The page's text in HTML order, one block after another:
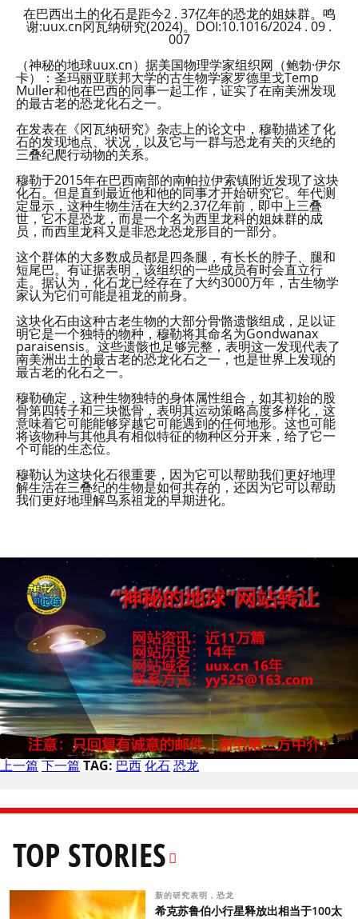
在巴西出土的化石是距今2 . 37亿年的恐龙的姐妹群。鸣
谢:uux.cn冈瓦纳研究(2024)。DOI:10.1016/2024 . 09 .
007
（神秘的地球uux.cn）据美国物理学家组织网（鲍勃·伊尔
卡）：圣玛丽亚联邦大学的古生物学家罗德里戈Temp
Muller和他在巴西的同事一起工作，证实了在南美洲发现
的最古老的恐龙化石之一。
在发表在《冈瓦纳研究》杂志上的论文中，穆勒描述了化
石的发现地点、状况，以及它与一群与恐龙有关的灭绝的
三叠纪爬行动物的关系。
穆勒于2015年在巴西南部的南帕拉伊索镇附近发现了这块
化石。但是直到最近他和他的同事才开始研究它。年代测
定显示，这种生物生活在大约2.37亿年前，即中上三叠
世，它不是恐龙，而是一个名为西里龙科的姐妹群的成
员，而西里龙科又是非恐龙恐龙形目的一部分。
这个群体的大多数成员都是四条腿，有长长的脖子、腿和
短尾巴。有证据表明，该组织的一些成员有时会直立行
走。据认为，化石龙已经存在了大约3000万年，古生物学
家认为它们可能是祖龙的前身。
这块化石由这种古老生物的大部分骨骼遗骸组成，足以证
明它是一个独特的物种，穆勒将其命名为Gondwanax
paraisensis。这些遗骸也足够完整，表明这一发现代表了
南美洲出土的最古老的恐龙化石之一，也是世界上发现的
最古老的化石之一。
穆勒确定，这种生物独特的身体属性组合，如其初始的股
骨第四转子和三块骶骨，表明其运动策略高度多样化，这
意味着它可能能够穿越它可能遇到的任何地形。这也可能
将该物种与其他具有相似特征的物种区分开来，给了它一
个可能的生态位。
穆勒认为这块化石很重要，因为它可以帮助我们更好地理
解生活在三叠纪的生物是如何共存的，还因为它可以帮助
我们更好地理解鸟系祖龙的早期进化。
上一篇 下一篇 TAG: 巴西化石恐龙
TOP STORIES
新的研究表明，恐龙
希克苏鲁伯小行星释放出相当于100太